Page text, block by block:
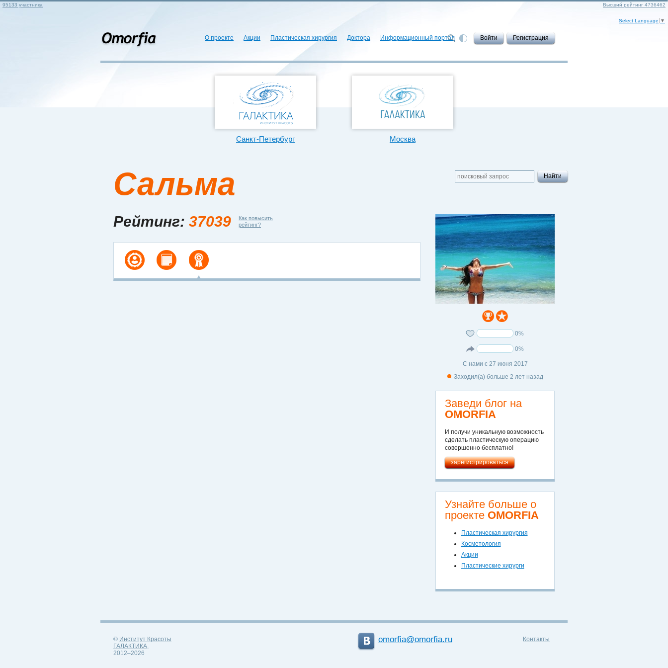
95133 участника Высший рейтинг 4736462
Select Language ▼
О проекте Акции Пластическая хирургия Доктора Информационный портал Войти Регистрация
Санкт-Петербург Москва
Сальма
Рейтинг: 37039
Как повысить
рейтинг?
0%
0%
С нами с 27 июня 2017
Заходил(а) больше 2 лет назад
Заведи блог на
OMORFIA
И получи уникальную возможность
сделать пластическую операцию
совершенно бесплатно!
зарегистрироваться
Узнайте больше о
проекте OMORFIA
Пластическая хирургия
Косметология
Акции
Пластические хирурги
© Институт Красоты
ГАЛАКТИКА,
2012–2026
omorfia@omorfia.ru Контакты